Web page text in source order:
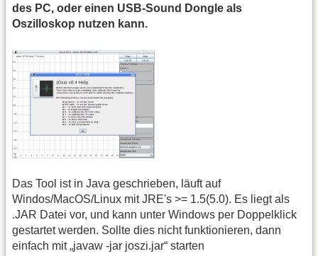
des PC, oder einen USB-Sound Dongle als
Oszilloskop nutzen kann.
Das Tool ist in Java geschrieben, läuft auf
Windos/MacOS/Linux mit JRE's >= 1.5(5.0). Es liegt als
.JAR Datei vor, und kann unter Windows per Doppelklick
gestartet werden. Sollte dies nicht funktionieren, dann
einfach mit „javaw -jar joszi.jar“ starten